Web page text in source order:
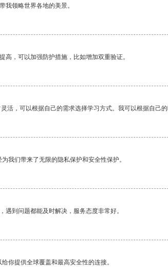
我领略世界各地的美景。
高，可以加强防护措施，比如增加双重验证。
活，可以根据自己的需求选择学习方式。我可以根据自己的
我们带来了无限的隐私保护和安全性保护。
遇到问题都能及时解决，服务态度非常好。
你提供全球覆盖和最高安全性的连接。